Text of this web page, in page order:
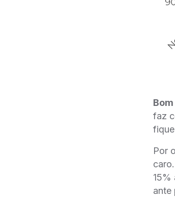
faz
Por
15%
ante